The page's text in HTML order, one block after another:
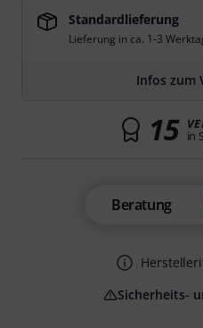
Standardlieferung
Lieferung in ca. 1-3
Infos zum
15 in
Beratung
Sicherheits-